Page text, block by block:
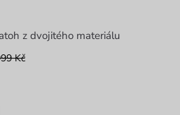
z dvojitého materiálu
Kč